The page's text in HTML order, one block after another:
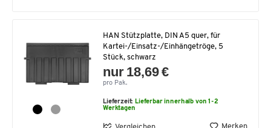
HAN Stützplatte, DIN A5 quer, für
Kartei-/Einsatz-/Einhängetröge, 5
Stück, schwarz
nur 18,69 €
pro Pak.
Lieferzeit: Lieferbar innerhalb von 1-2
Werktagen
Merken